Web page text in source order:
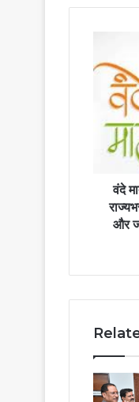
की
150वीं
वर्षगांठ:
19
राज्यभर
रायपुर
राज्यपाल
और
जगदलपुर
में
वंदे
और